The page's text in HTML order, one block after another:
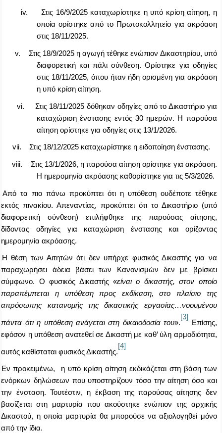
iv.
Στις 16/9/2025 καταχωρίστηκε η υπό κρίση αίτηση, η
οποία ορίστηκε από το Πρωτοκολλητείο για ακρόαση
στις 18/11/2025.
v.
Στις 18/9/2025 η αγωγή τέθηκε ενώπιον Δικαστηρίου, υπό
διαφορετική και πάλι σύνθεση. Ορίστηκε για οδηγίες
στις 18/11/2025, όπου ήταν ήδη ορισμένη για ακρόαση
η υπό κρίση αίτηση.
vi.
Στις 18/11/2025 δόθηκαν οδηγίες από το Δικαστήριο για
καταχώριση ένστασης εντός 30 ημερών. Η παρούσα
αίτηση ορίστηκε για οδηγίες στις 13/1/2026.
vii. Στις 18/12/2025 καταχωρίστηκε η ειδοποίηση ένστασης.
viii.
Στις 13/1/2026, η παρούσα αίτηση ορίστηκε για ακρόαση.
Η ημερομηνία ακρόασης καθορίστηκε για τις 5/3/2026.
Από τα πιο πάνω προκύπτει ότι η υπόθεση ουδέποτε τέθηκε
εκτός πινακίου. Απεναντίας, προκύπτει ότι το Δικαστήριο (υπό
διαφορετική σύνθεση) επιλήφθηκε της παρούσας αίτησης,
δίδοντας οδηγίες για καταχώριση ένστασης και ορίζοντας
ημερομηνία ακρόασης.
Η θέση των Αιτητών ότι δεν υπήρχε φυσικός Δικαστής για να
παραχωρήσει άδεια βάσει των Κανονισμών δεν με βρίσκει
σύμφωνο. Ο φυσικός Δικαστής «είναι ο δικαστής, στον οποίο
παραπέμπεται η υπόθεση προς εκδίκαση, στο πλαίσιο της
απρόσωπης κατανομής της δικαστικής εργασίας…νοουμένου
πάντα ότι η υπόθεση ανάγεται στη δικαιοδοσία του».
[3]
Επίσης,
εφόσον η υπόθεση ανατεθεί σε Δικαστή με καθ’ ύλη αρμοδιότητα,
αυτός καθίσταται φυσικός Δικαστής.
[4]
Εν προκειμένω, η υπό κρίση αίτηση εκδικάζεται στη βάση των
ενόρκων δηλώσεων που υποστηρίζουν τόσο την αίτηση όσο και
την ένσταση. Τουτέστιν, η έκβαση της παρούσας αίτησης δεν
βασίζεται στη μαρτυρία που ακούστηκε ενώπιον της αρχικής
Δικαστού, η οποία μαρτυρία θα μπορούσε να αξιολογηθεί μόνο
από την ίδια.